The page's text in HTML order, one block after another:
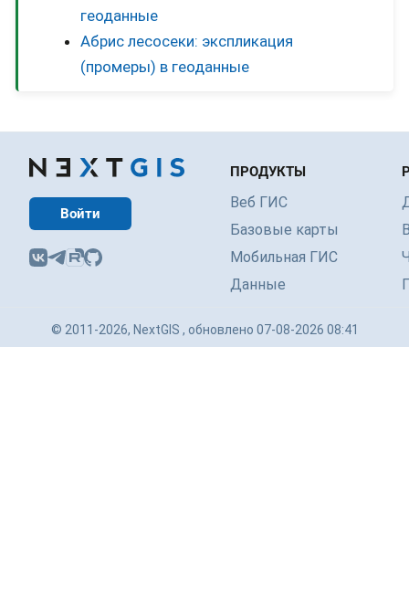
геоданные
Абрис лесосеки: экспликация
(промеры) в геоданные
Войти
ПРОДУКТЫ
Веб ГИС
Базовые карты
Мобильная ГИС
Данные
© 2011-2026, NextGIS , обновлено 07-08-2026 08:41